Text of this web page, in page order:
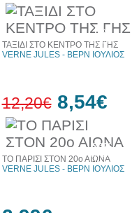
10%
έκπτωση
30%
έκπτωση
web
ΤΑΞΙΔΙ ΣΤΟ ΚΕΝΤΡΟ ΤΗΣ ΓΗΣ
VERNE JULES - ΒΕΡΝ ΙΟΥΛΙΟΣ
12,20€ 8,54€
ΤΟ ΠΑΡΙΣΙ ΣΤΟΝ 20ο ΑΙΩΝΑ
VERNE JULES - ΒΕΡΝ ΙΟΥΛΙΟΣ